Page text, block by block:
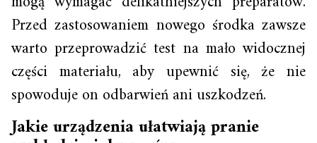
Przed zastosowaniem nowego środka zawsze
warto przeprowadzić test na mało widocznej
części materiału, aby upewnić się, że nie
spowoduje on odbarwień ani uszkodzeń.
Jakie urządzenia ułatwiają pranie